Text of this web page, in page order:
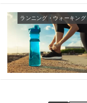
ランニング・ウォーキング